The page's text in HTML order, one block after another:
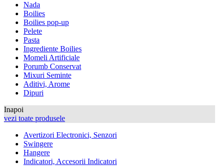
Nada
Boilies
Boilies pop-up
Pelete
Pasta
Ingrediente Boilies
Momeli Artificiale
Porumb Conservat
Mixuri Seminte
Aditivi, Arome
Dipuri
Inapoi
vezi toate produsele
Avertizori Electronici, Senzori
Swingere
Hangere
Indicatori, Accesorii Indicatori